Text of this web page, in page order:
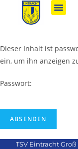
Dieser Inhalt ist
ein, um ihn anzeigen
Passwort:
TSV Eintracht